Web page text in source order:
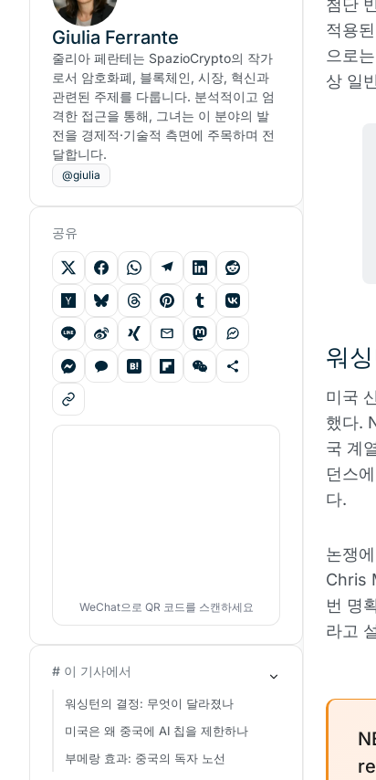
첨단
적용
으로
상 일
워
미국
했다.
국 계
던스
다.
논쟁
Chris
번 명
라고
Giulia Ferrante
줄리아 페란테는 SpazioCrypto의 작가
로서 암호화폐, 블록체인, 시장, 혁신과
관련된 주제를 다룹니다. 분석적이고 엄
격한 접근을 통해, 그녀는 이 분야의 발
전을 경제적·기술적 측면에 주목하며 전
달합니다.
@giulia
공유
WeChat으로 QR 코드를 스캔하세요
# 이 기사에서
워싱턴의 결정: 무엇이 달라졌나
미국은 왜 중국에 AI 칩을 제한하나
부메랑 효과: 중국의 독자 노선